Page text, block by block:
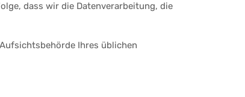
dass wir die Datenverarbeitung, die
Ihres üblichen